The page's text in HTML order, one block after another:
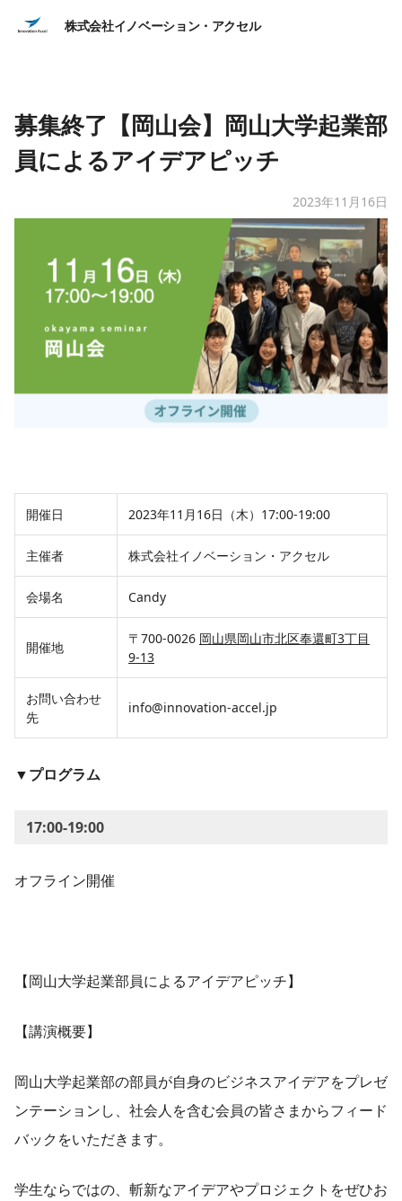
株式会社イノベーション・アクセル
募集終了【岡山会】岡山大学起業部
員によるアイデアピッチ
2023年11月16日
開催日 2023年11月16日（木）17:00-19:00
主催者 株式会社イノベーション・アクセル
会場名 Candy
開催地
〒700-0026 岡山県岡山市北区奉還町3丁目
9-13
お問い合わせ
先
info@innovation-accel.jp
▼プログラム
17:00-19:00
オフライン開催
【岡山大学起業部員によるアイデアピッチ】
【講演概要】
岡山大学起業部の部員が自身のビジネスアイデアをプレゼ
ンテーションし、社会人を含む会員の皆さまからフィード
バックをいただきます。
学生ならではの、斬新なアイデアやプロジェクトをぜひお